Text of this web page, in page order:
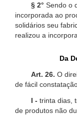
§ 2° Sendo o
incorporada ao
solidários seu
realizou a
Da
Art. 26. O
de fácil
I - trinta dias,
de produtos não